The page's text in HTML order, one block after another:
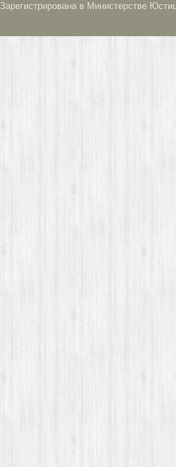
Зарегистрирована в Министерстве